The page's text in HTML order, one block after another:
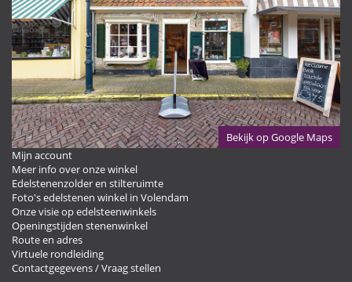
Bekijk op Google Maps
Mijn account
Meer info over onze winkel
Edelstenenzolder en stilteruimte
Foto's edelstenen winkel in Volendam
Onze visie op edelsteenwinkels
Openingstijden stenenwinkel
Route en adres
Virtuele rondleiding
Contactgegevens / Vraag stellen